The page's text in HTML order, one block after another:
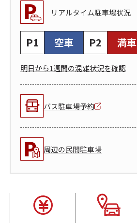
リアルタイム駐車場状況
P1 空車 P2 満車
明日から1週間の混雑状況を確認
バス駐車場予約
周辺の民間駐車場